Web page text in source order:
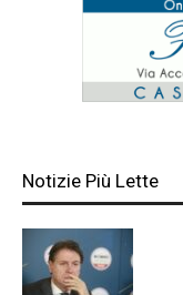
Notizie Più Lette